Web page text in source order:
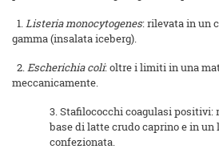
1.Listeria monocytogenes: rilevata in un
gamma (insalata iceberg).
2.Escherichia coli: oltre i limiti in una
meccanicamente.
3. Stafilococchi coagulasi
base di latte crudo caprino e in
confezionata.